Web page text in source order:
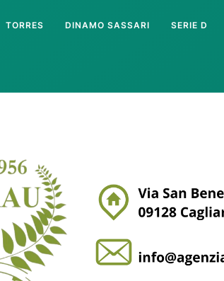
TORRES DINAMO SASSARI SERIE D